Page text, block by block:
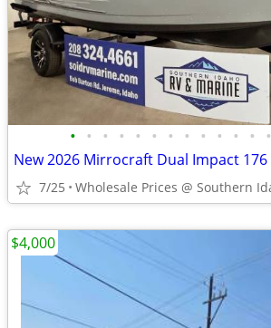
• • • • • • • • • • • • •
New 2026 Mirrocraft Dual Impact 176
7/25
$4,000